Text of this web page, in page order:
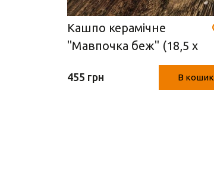
Кашпо керамічне
"Мавпочка беж" (18,5 х
455 грн В кошик